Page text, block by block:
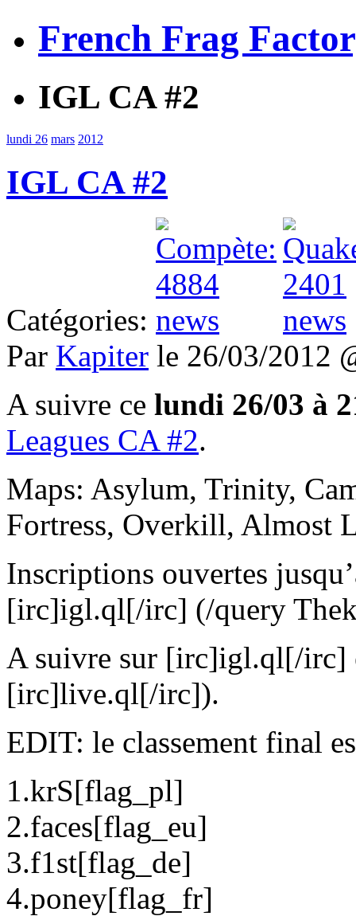
French Frag
IGL CA #2
lundi 26 mars 2012
IGL CA #2
Catégories:
Par Kapiter le 26/03/2012
A suivre ce lundi 26/03 à
Leagues CA #2.
Maps: Asylum, Trinity,
Fortress, Overkill, Almost
Inscriptions ouvertes
[irc]igl.ql[/irc] (/query
A suivre sur [irc]igl.ql[/irc]
[irc]live.ql[/irc]).
EDIT: le classement final
1.krS[flag_pl]
2.faces[flag_eu]
3.f1st[flag_de]
4.poney[flag_fr]